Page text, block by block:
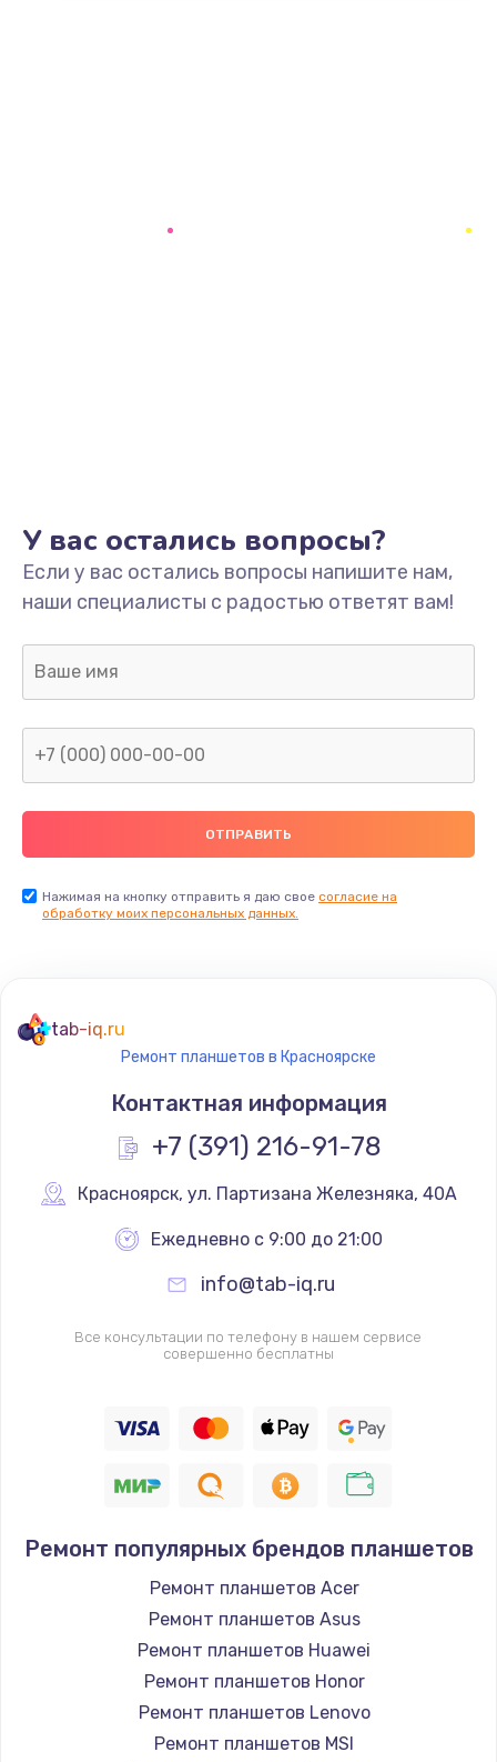
У вас остались вопросы?
Если у вас остались вопросы напишите нам,
наши специалисты с радостью ответят вам!
Нажимая на кнопку отправить я даю свое согласие на
обработку моих персональных данных.
tab-iq.ru
Ремонт планшетов в Красноярске
Контактная информация
+7 (391) 216-91-78
Красноярск, ул. Партизана Железняка, 40А
Ежедневно с 9:00 до 21:00
info@tab-iq.ru
Все консультации по телефону в нашем сервисе
совершенно бесплатны
Ремонт популярных брендов планшетов
Ремонт планшетов Acer
Ремонт планшетов Asus
Ремонт планшетов Huawei
Ремонт планшетов Honor
Ремонт планшетов Lenovo
Ремонт планшетов MSI